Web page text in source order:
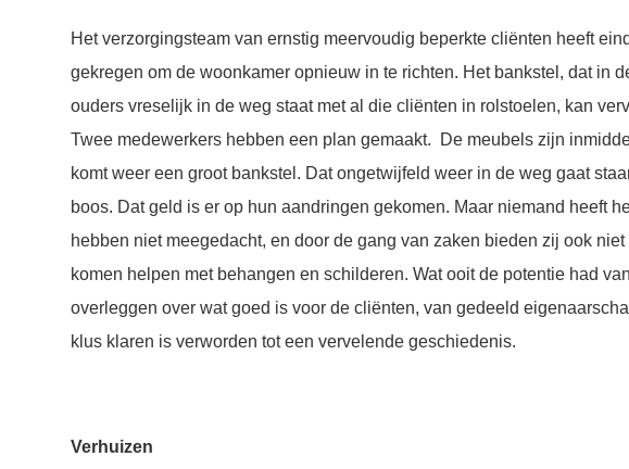
Het verzorgingsteam van ernstig meervoudig beperkte cliënten heeft
gekregen om de woonkamer opnieuw in te richten. Het bankstel, dat in
ouders vreselijk in de weg staat met al die cliënten in rolstoelen, kan
Twee medewerkers hebben een plan gemaakt. De meubels zijn
komt weer een groot bankstel. Dat ongetwijfeld weer in de weg gaat
boos. Dat geld is er op hun aandringen gekomen. Maar niemand heeft
hebben niet meegedacht, en door de gang van zaken bieden zij ook niet
komen helpen met behangen en schilderen. Wat ooit de potentie had
overleggen over wat goed is voor de cliënten, van gedeeld
klus klaren is verworden tot een vervelende geschiedenis.
Verhuizen